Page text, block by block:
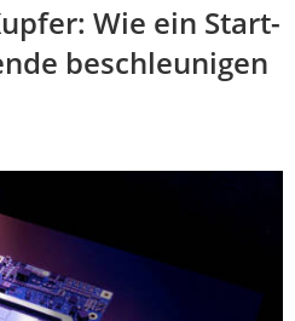
Wie ein Start-
beschleunigen